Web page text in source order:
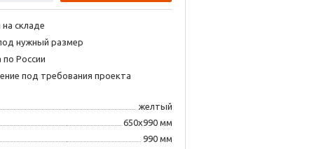
на складе
нужный размер
по России
под требования проекта
желтый
650х990 мм
990 мм